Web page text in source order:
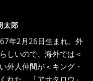
太郎
年2月26日生まれ。外
しいので、海外では＜
外人仲間が＜キング・
れた。「アサタロウ」